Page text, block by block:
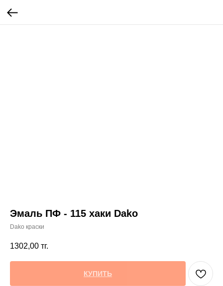
Эмаль ПФ - 115 хаки Dako
Dako краски
1302,00 тг.
КУПИТЬ